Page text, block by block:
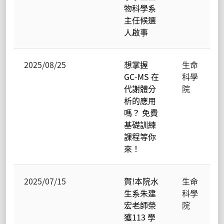
物科學系
主任候選
人啟事
2025/08/25
想掌握
GC-MS 在
代謝體分
析的應用
嗎？ 免費
基礎訓練
課程等你
來！
生命
科學
院
2025/07/15
賀!本院水
生系朱建
宏老師榮
獲113 學
生命
科學
院